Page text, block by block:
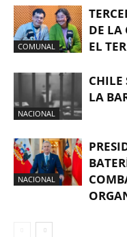
COMUNAL
DE LA
EL
NACIONAL
CHILE
LA
NACIONAL